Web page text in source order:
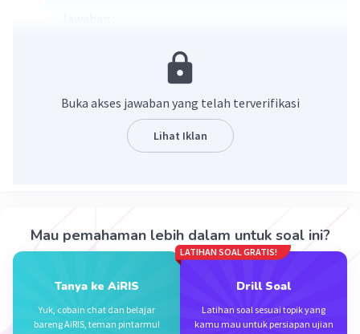
Pembahasannya silahkan cek di bawah ya..
Untuk selebihnya silahkan bisa buat postingan
baru jika masih membutuhkan bantuan.
Beri Rating·5.0(1 Balas
Buka akses jawaban yang telah terverifikasi
Lihat Iklan
Mau pemahaman lebih dalam untuk soal ini?
Tanya ke AiRIS
Yuk, cobain chat dan belajar
bareng AiRIS, teman pintarmu!
LATIHAN SOAL GRATIS!
Drill Soal
Latihan soal sesuai topik yang
kamu mau untuk persiapan ujian